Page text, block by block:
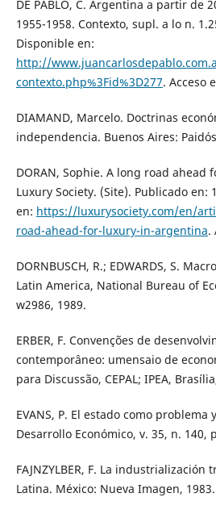
DE PABLO, C. Argentina a partir de
1955-1958. Contexto, supl. a lo n.
Disponible en:
http://
contexto.php%3Fid%3D277. Acceso
DIAMAND, Marcelo. Doctrinas
independencia. Buenos Aires:
DORAN, Sophie. A long road
Luxury Society. (Site). Publicado en:
en: https://luxurysociety.com/en/
road-ahead-for-luxury-in-argentina.
DORNBUSCH, R.; EDWARDS, S.
Latin America, National Bureau of
w2986, 1989.
ERBER, F. Convenções de
contemporâneo: umensaio de
para Discussão, CEPAL; IPEA,
EVANS, P. El estado como problema
Desarrollo Económico, v. 35, n. 140,
FAJNZYLBER, F. La industrialización
Latina. México: Nueva Imagen, 1983.